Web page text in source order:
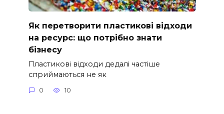
Як перетворити пластикові відходи
на ресурс: що потрібно знати
бізнесу
Пластикові відходи дедалі частіше
сприймаються не як
0 10